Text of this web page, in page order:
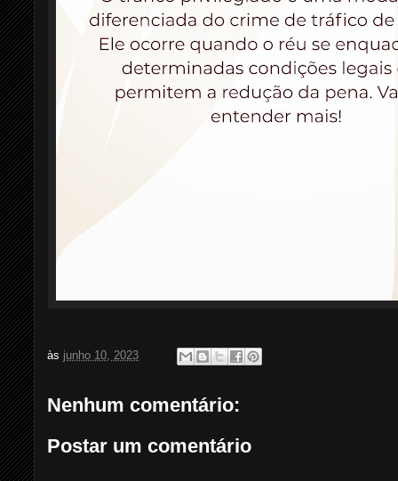
às junho 10, 2023
Nenhum comentário:
Postar um comentário